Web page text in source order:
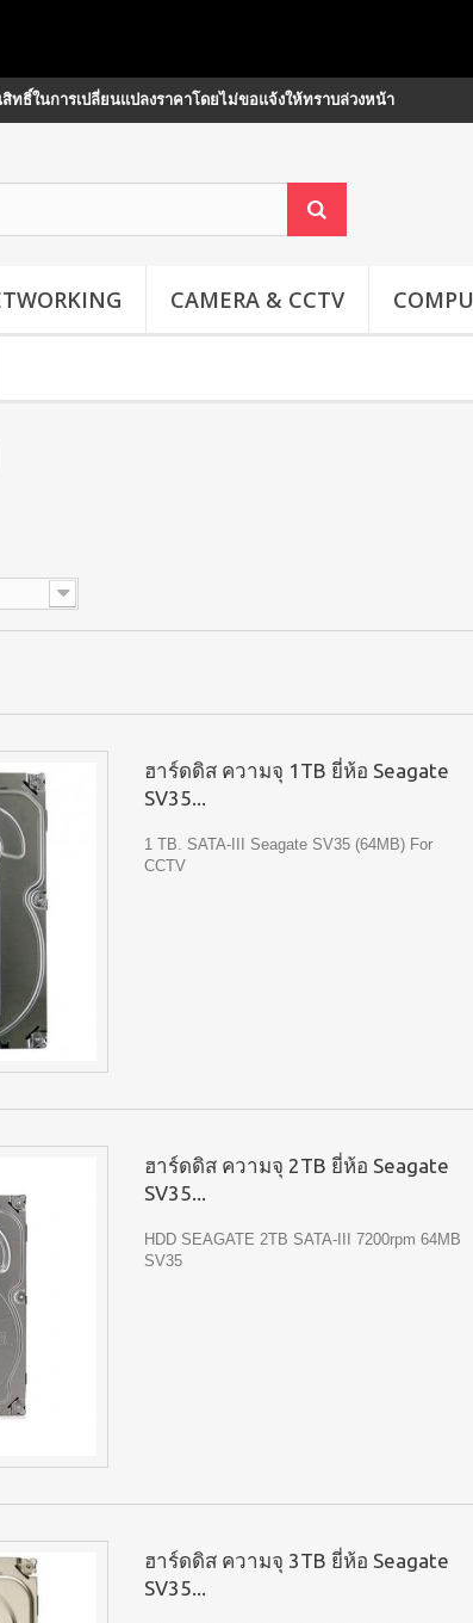
ธิ์ในการเปลี่ยนแปลงราคาโดยไม่ขอแจ้งให้ทราบล่วงหน้า
CAMERA & CCTV
ฮาร์ดดิส ความจุ 1TB ยี่ห้อ Seagate
SV35...
1 TB. SATA-III Seagate SV35 (64MB) For
CCTV
ฮาร์ดดิส ความจุ 2TB ยี่ห้อ Seagate
SV35...
HDD SEAGATE 2TB SATA-III 7200rpm 64MB
SV35
ฮาร์ดดิส ความจุ 3TB ยี่ห้อ Seagate
SV35...